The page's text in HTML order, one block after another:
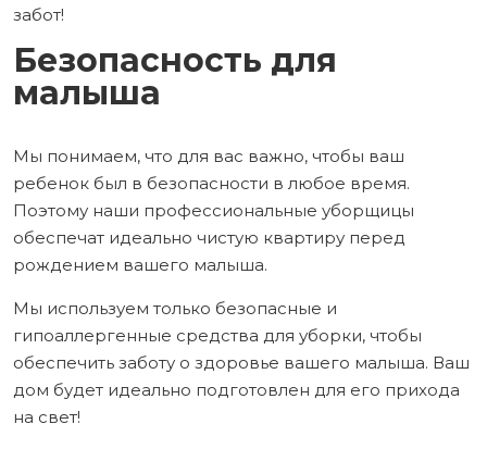
забот!
Безопасность для
малыша
Мы понимаем, что для вас важно, чтобы ваш
ребенок был в безопасности в любое время.
Поэтому наши профессиональные уборщицы
обеспечат идеально чистую квартиру перед
рождением вашего малыша.
Мы используем только безопасные и
гипоаллергенные средства для уборки, чтобы
обеспечить заботу о здоровье вашего малыша. Ваш
дом будет идеально подготовлен для его прихода
на свет!